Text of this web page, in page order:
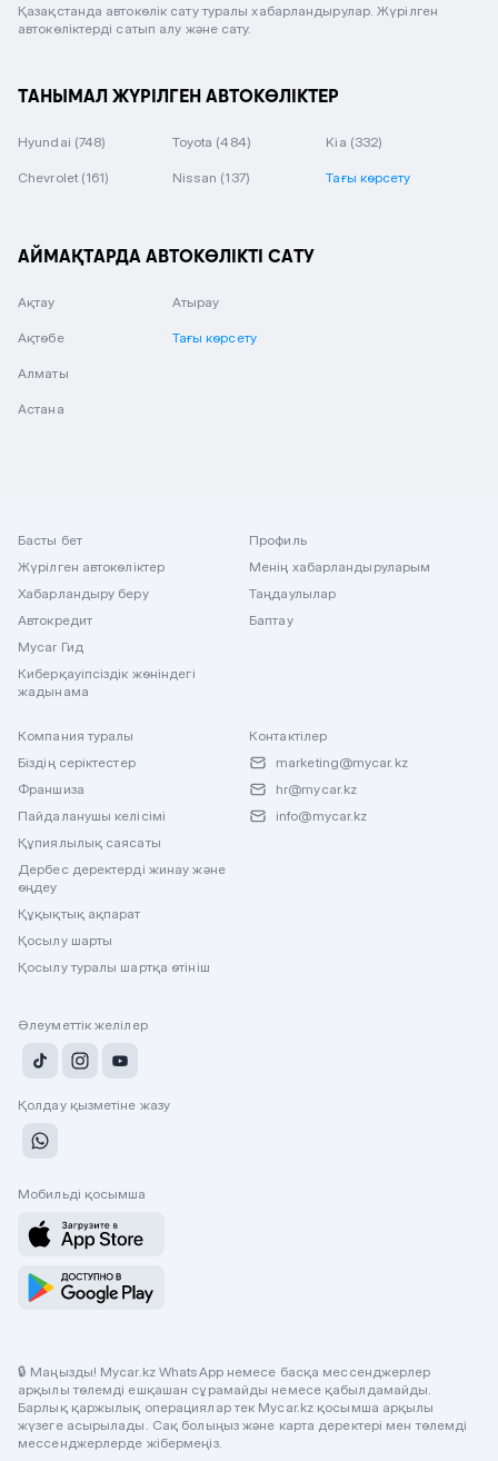
Қазақстанда автокөлік сату туралы хабарландырулар. Жүрілген
автокөліктерді сатып алу және сату.
ТАНЫМАЛ ЖҮРІЛГЕН АВТОКӨЛІКТЕР
Hyundai (748) Toyota (484) Kia (332)
Chevrolet (161) Nissan (137) Тағы көрсету
АЙМАҚТАРДА АВТОКӨЛІКТІ САТУ
Ақтау
Ақтөбе
Алматы
Астана
Атырау
Тағы көрсету
Басты бет
Жүрілген автокөліктер
Хабарландыру беру
Автокредит
Mycar Гид
Киберқауіпсіздік жөніндегі
жадынама
Профиль
Менің хабарландыруларым
Таңдаулылар
Баптау
Компания туралы
Біздің серіктестер
Франшиза
Пайдаланушы келісімі
Құпиялылық саясаты
Дербес деректерді жинау және
өңдеу
Құқықтық ақпарат
Қосылу шарты
Қосылу туралы шартқа өтініш
Контактілер
marketing@mycar.kz
hr@mycar.kz
info@mycar.kz
Әлеуметтік желілер
Қолдау қызметіне жазу
Мобильді қосымша
🔒 Маңызды! Mycar.kz WhatsApp немесе басқа мессенджерлер
арқылы төлемді ешқашан сұрамайды немесе қабылдамайды.
Барлық қаржылық операциялар тек Mycar.kz қосымша арқылы
жүзеге асырылады. Сақ болыңыз және карта деректері мен төлемді
мессенджерлерде жібермеңіз.